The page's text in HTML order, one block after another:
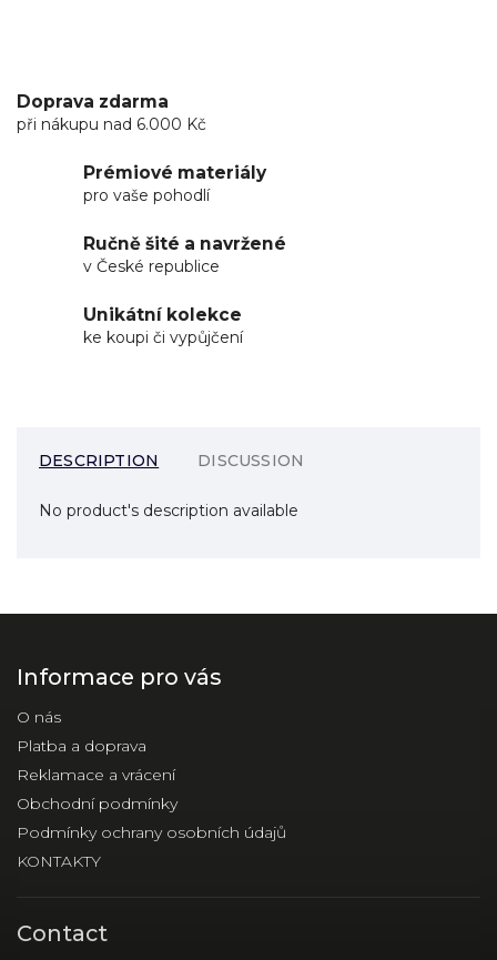
Doprava zdarma
při nákupu nad 6.000 Kč
Prémiové materiály
pro vaše pohodlí
Ručně šité a navržené
v České republice
Unikátní kolekce
ke koupi či vypůjčení
DESCRIPTION DISCUSSION
No product's description available
Informace pro vás
O nás
Platba a doprava
Reklamace a vrácení
Obchodní podmínky
Podmínky ochrany osobních údajů
KONTAKTY
Contact